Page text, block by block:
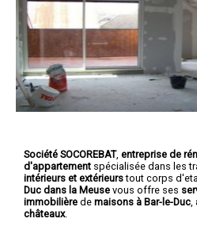
Société SOCOREBAT, entreprise de
d'appartement spécialisée dans les
intérieurs et extérieurstout corps
Duc dans la Meuse vous offre ses
immobilière de maisons à Bar-le-Duc
châteaux.